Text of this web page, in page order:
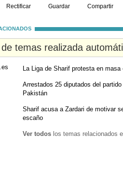
Rectificar Guardar Compartir
temas realizada
La Liga de Sharif protesta en
Arrestados 25 diputados del
Pakistán
Sharif acusa a Zardari de motivar
escaño
Ver todos los temas relacionados